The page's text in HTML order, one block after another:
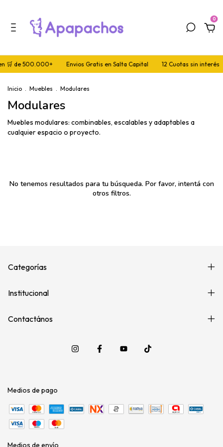
0
🛒 de 500.000+ Envios Gratis en Salta Capital 12 Cuotas sin interés
Inicio . Muebles . Modulares
Modulares
Muebles modulares: combinables, escalables y adaptables a
cualquier espacio o proyecto.
No tenemos resultados para tu búsqueda. Por favor, intentá con
otros filtros.
Categorías
Institucional
Contactános
Medios de pago
Medios de envío